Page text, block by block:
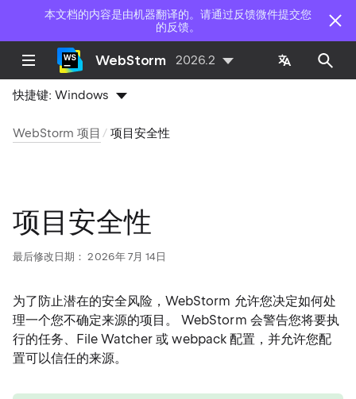
本文档的内容是由机器翻译的。请通过反馈微件提交您
的反馈。
WebStorm 2026.2
快捷键:Windows
WebStorm 项目 项目安全性
项目安全性
最后修改日期： 2026年 7月 14日
为了防止潜在的安全风险，WebStorm 允许您决定如何处
理一个您不确定来源的项目。 WebStorm 会警告您将要执
行的任务、File Watcher 或 webpack 配置，并允许您配
置可以信任的来源。